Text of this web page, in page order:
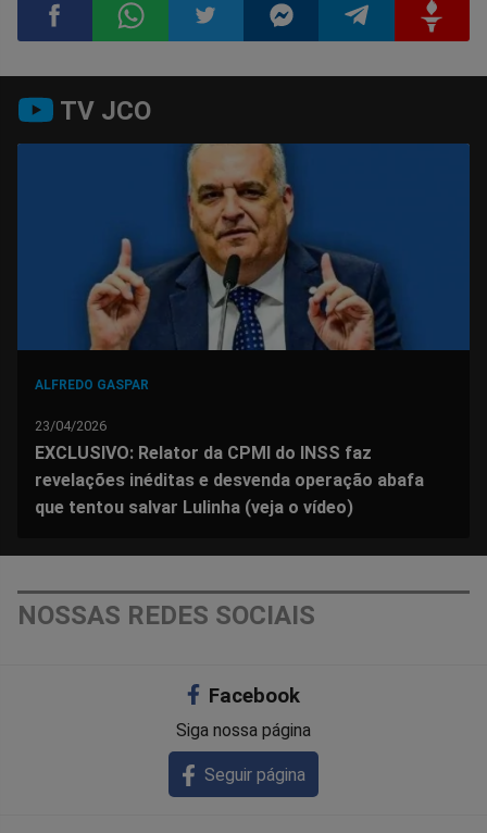
Compartilhar
no
no
Whatsapp
no
Twitter
no
Messenger
no
no
TV JCO
ALFREDO GASPAR
23/04/2026
EXCLUSIVO: Relator da CPMI do INSS faz
revelações inéditas e desvenda operação abafa
que tentou salvar Lulinha (veja o vídeo)
NOSSAS REDES SOCIAIS
Facebook
Siga nossa página
Seguir página